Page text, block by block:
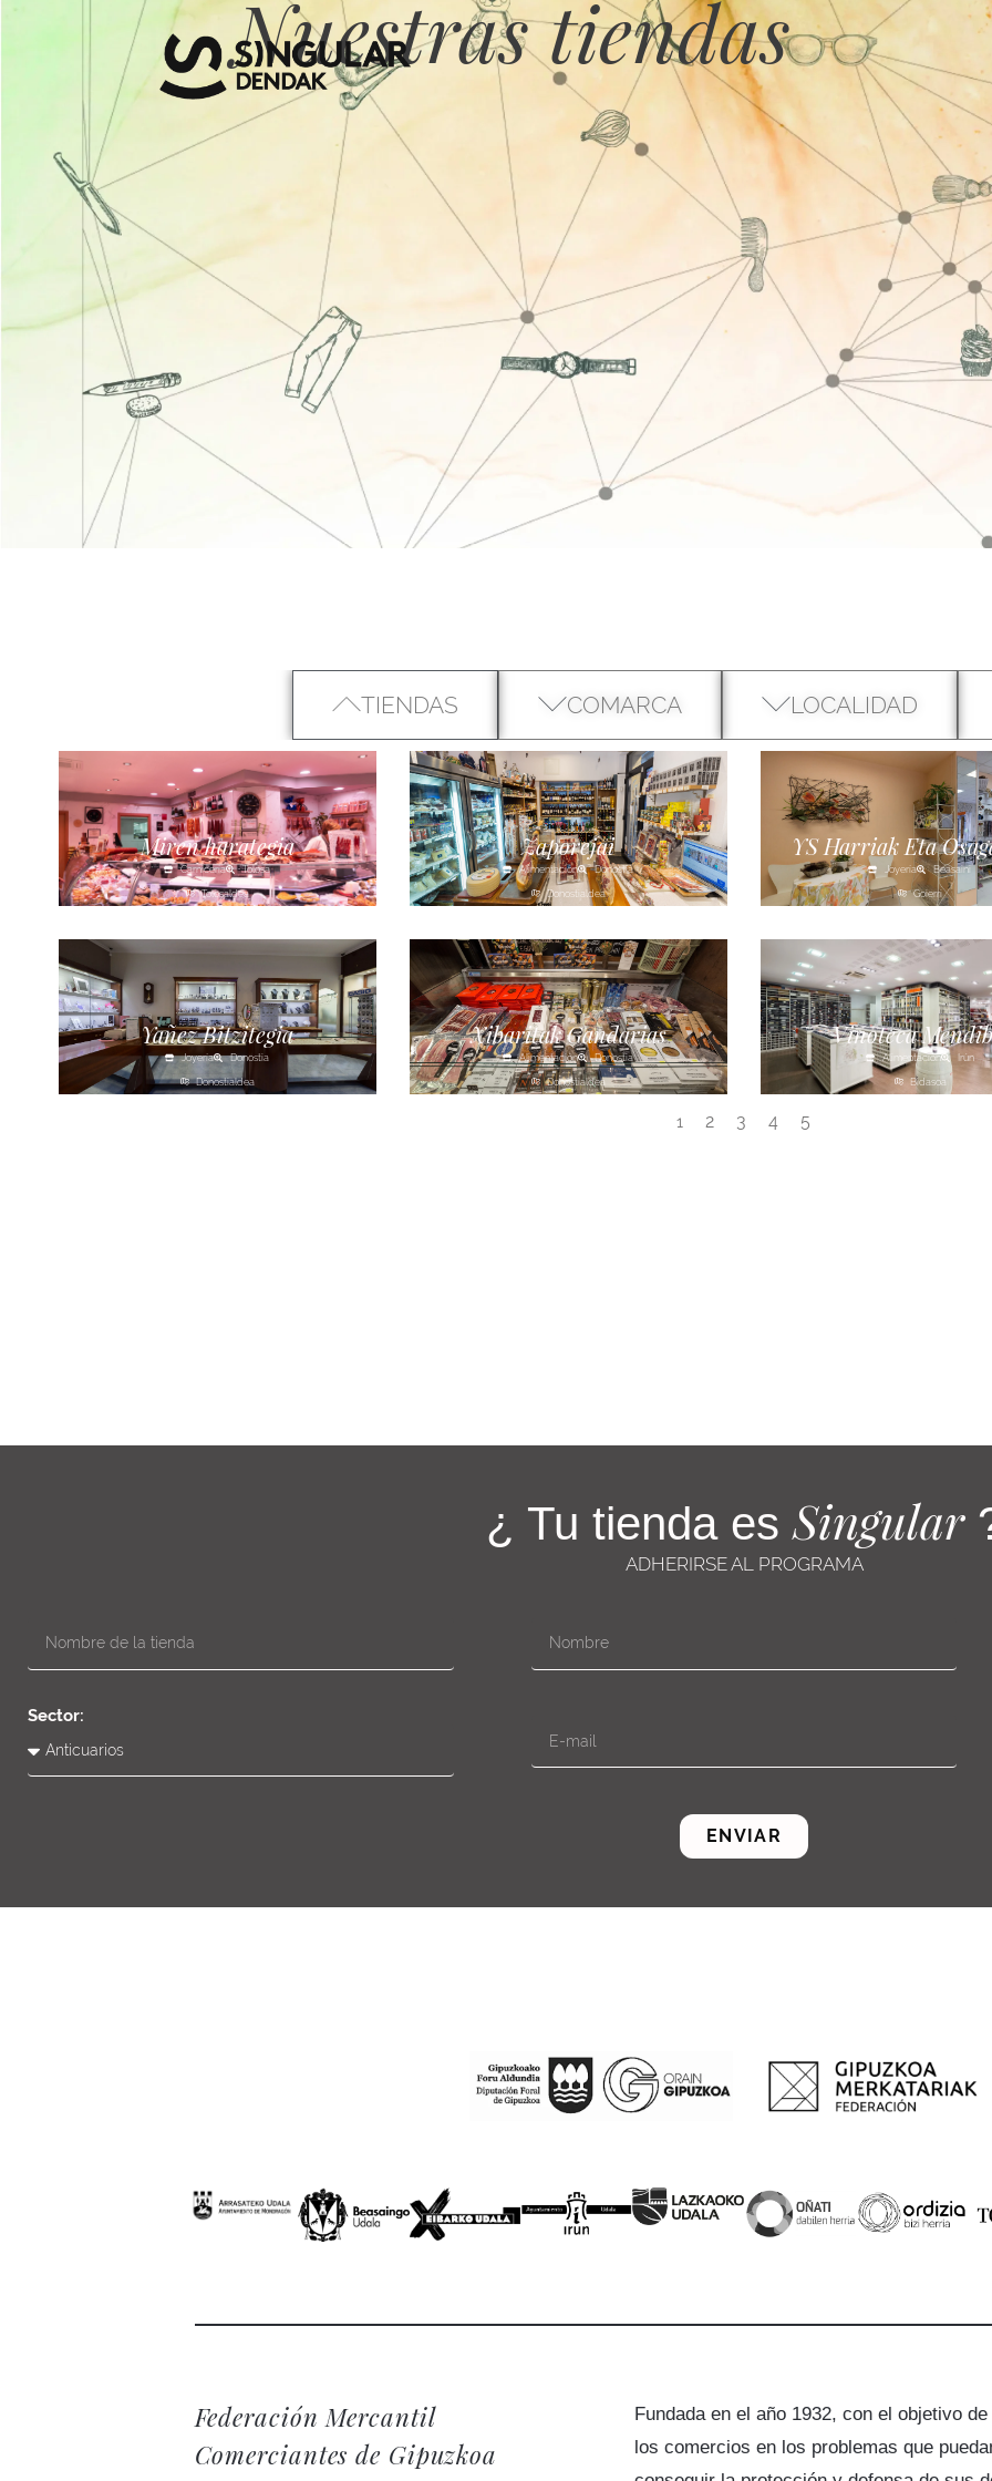
Nuestras tiendas
TIENDAS COMARCA LOCALIDAD
Miren harategia
Carnicería Tolosa
Tolosaldea
Zaporejai
Alimentación Donostia
Donostialdea
YS Harriak Eta
Joyería Beasaini
Goierri
Yañez Bitzitegia
Joyería Donostia
Donostialdea
Xibaritak Gandarias
Alimentación Donostia
Donostialdea
Vinoteca
Alimentación Irún
Bidasoa
1 2 3 4 5
¿ Tu tienda esSingular
ADHERIRSE AL PROGRAMA
Sector:
ENVIAR
Federación Mercantil
Comerciantes de Gipuzkoa
Fundada en el año 1932, con el objetivo
los comercios en los problemas que